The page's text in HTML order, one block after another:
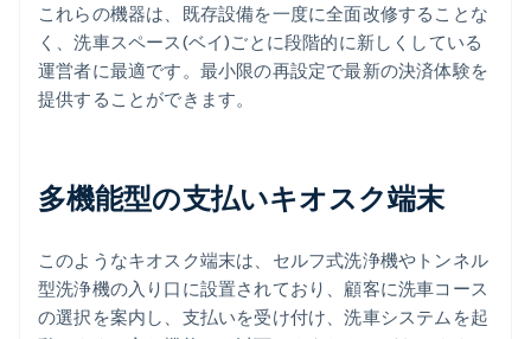
これらの機器は、既存設備を一度に全面改修することな
く、洗車スペース(ベイ)ごとに段階的に新しくしている
運営者に最適です。最小限の再設定で最新の決済体験を
提供することができます。
多機能型の支払いキオスク端末
このようなキオスク端末は、セルフ式洗浄機やトンネル
型洗浄機の入り口に設置されており、顧客に洗車コース
の選択を案内し、支払いを受け付け、洗車システムを起